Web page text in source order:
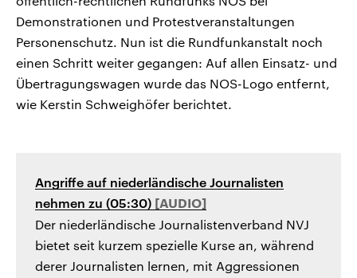
Demonstrationen und Protestveranstaltungen
Personenschutz. Nun ist die Rundfunkanstalt noch
einen Schritt weiter gegangen: Auf allen Einsatz- und
Übertragungswagen wurde das NOS-Logo entfernt,
wie Kerstin Schweighöfer berichtet.
Angriffe auf niederländische Journalisten
nehmen zu (05:30)
Der niederländische Journalistenverband NVJ
bietet seit kurzem spezielle Kurse an, während
derer Journalisten lernen, mit Aggressionen